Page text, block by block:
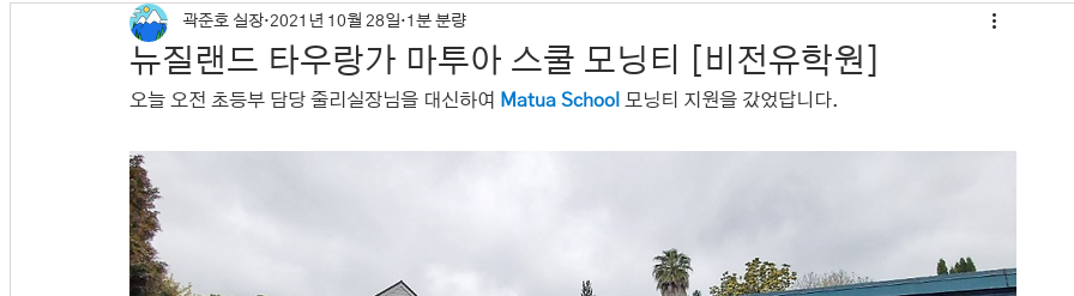
뉴질랜드 기사 및 동향
뉴질랜드 타우랑가 마투아 스쿨 모닝티 [비전유학원]
곽준호 실장 2021년 10월 28일 1분 분량
오늘 오전 초등부 담당 줄리실장님을 대신하여 Matua School 모닝티 지원을 갔었답니다.